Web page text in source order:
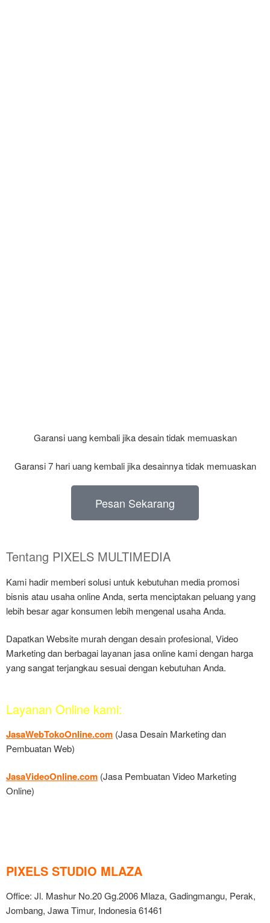
Garansi uang kembali jika desain tidak memuaskan
Garansi 7 hari uang kembali jika desainnya tidak memuaskan
Pesan Sekarang
Tentang PIXELS MULTIMEDIA
Kami hadir memberi solusi untuk kebutuhan media promosi
bisnis atau usaha online Anda, serta menciptakan peluang yang
lebih besar agar konsumen lebih mengenal usaha Anda.
Dapatkan Website murah dengan desain profesional, Video
Marketing dan berbagai layanan jasa online kami dengan harga
yang sangat terjangkau sesuai dengan kebutuhan Anda.
Layanan Online kami:
JasaWebTokoOnline.com (Jasa Desain Marketing dan
Pembuatan Web)
JasaVideoOnline.com (Jasa Pembuatan Video Marketing
Online)
PIXELS STUDIO MLAZA
Office: Jl. Mashur No.20 Gg.2006 Mlaza, Gadingmangu, Perak,
Jombang, Jawa Timur, Indonesia 61461